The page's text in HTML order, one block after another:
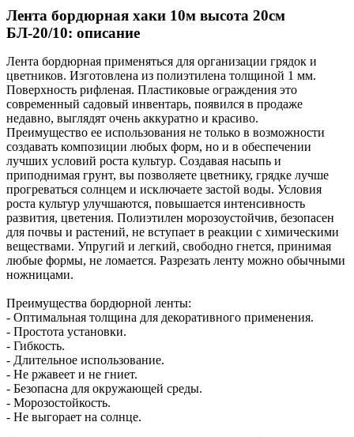
Лента бордюрная хаки 10м высота 20см
БЛ-20/10: описание
Лента бордюрная применяться для организации грядок и
цветников. Изготовлена из полиэтилена толщиной 1 мм.
Поверхность рифленая. Пластиковые ограждения это
современный садовый инвентарь, появился в продаже
недавно, выглядят очень аккуратно и красиво.
Преимущество ее использования не только в возможности
создавать композиции любых форм, но и в обеспечении
лучших условий роста культур. Создавая насыпь и
приподнимая грунт, вы позволяете цветнику, грядке лучше
прогреваться солнцем и исключаете застой воды. Условия
роста культур улучшаются, повышается интенсивность
развития, цветения. Полиэтилен морозоустойчив, безопасен
для почвы и растений, не вступает в реакции с химическими
веществами. Упругий и легкий, свободно гнется, принимая
любые формы, не ломается. Разрезать ленту можно обычными
ножницами.
Преимущества бордюрной ленты:
- Оптимальная толщина для декоративного применения.
- Простота установки.
- Гибкость.
- Длительное использование.
- Не ржавеет и не гниет.
- Безопасна для окружающей среды.
- Морозостойкость.
- Не выгорает на солнце.